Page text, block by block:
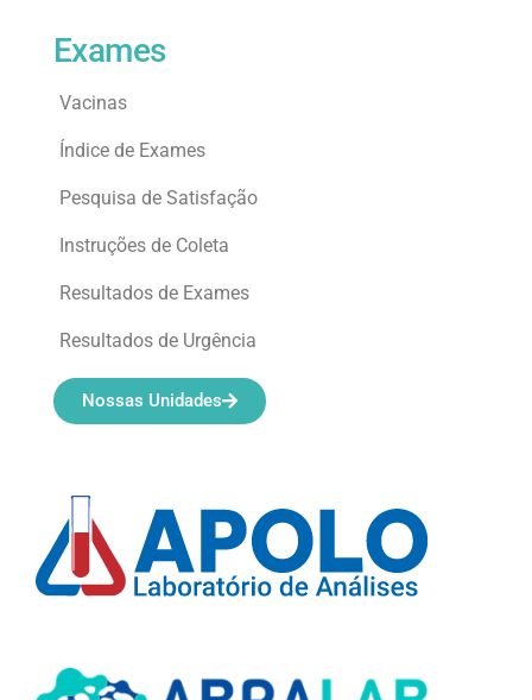
Exames
Vacinas
Índice de Exames
Pesquisa de Satisfação
Instruções de Coleta
Resultados de Exames
Resultados de Urgência
Nossas Unidades